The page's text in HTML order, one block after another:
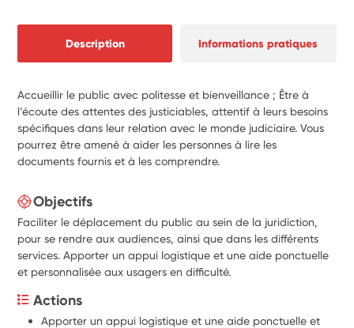
Description Informations pratiques
Accueillir le public avec politesse et bienveillance ; Être à
l’écoute des attentes des justiciables, attentif à leurs besoins
spécifiques dans leur relation avec le monde judiciaire. Vous
pourrez être amené à aider les personnes à lire les
documents fournis et à les comprendre.
Objectifs
Faciliter le déplacement du public au sein de la juridiction,
pour se rendre aux audiences, ainsi que dans les différents
services. Apporter un appui logistique et une aide ponctuelle
et personnalisée aux usagers en difficulté.
Actions
Apporter un appui logistique et une aide ponctuelle et